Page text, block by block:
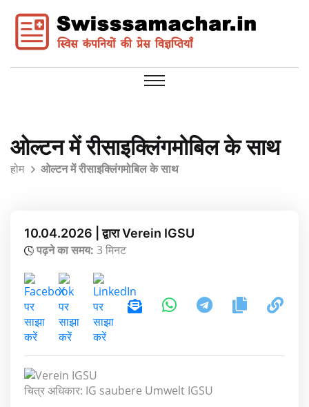
ओल्टन में रीसाइक्लिंगमोबिल के साथ
होम ओल्टन में रीसाइक्लिंगमोबिल के साथ
10.04.2026 | द्वारा Verein IGSU
पढ़ने का समय: 3 मिनट
चित्र अधिकार: IG saubere Umwelt IGSU